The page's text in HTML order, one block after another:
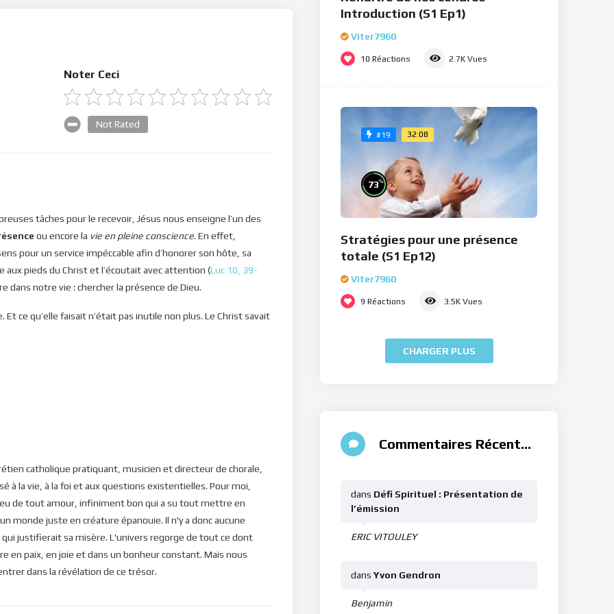
Noter Ceci
Not Rated
tâches pour le recevoir, Jésus nous enseigne l’un des
ou encore la vie en pleine conscience. En effet,
pour un service impéccable afin d’honorer son hôte, sa
pieds du Christ et l’écoutait avec attention (Luc 10, 39-
dans notre vie : chercher la présence de Dieu.
ce qu’elle faisait n’était pas inutile non plus. Le Christ savait
les bénéfices sont insignifiantes comparativement à celle
vient confirmer cette exhortation : “
nous enfoncer dans cette recherche effrénée du bien
? A quoi bon mettre toute notre énergie dans ces
suis Dieu ! Je domine sur les nations, je domine sur la
du calme et de l’ordre dans notre vie car notre Dieu n’est pas
de la paix (
1 Corinthiens 14, 33
). Si la grâce de Dieu nous
les choses futiles de ce monde, au risque de perdre
être sort du calme du ciel en nous, pour affronter les
ce dont nous avons besoin ?
catholique pratiquant, musicien et directeur de chorale,
à la vie, à la foi et aux questions existentielles. Pour moi,
de tout amour, infiniment bon qui a su tout mettre en
monde juste en créature épanouie. Il n'y a donc aucune
justifierait sa misère. L'univers regorge de tout ce dont
en paix, en joie et dans un bonheur constant. Mais nous
dans la révélation de ce trésor.
Introduction (S1 Ep1)
Viter7960
10 Réactions 2.7K Vues
#19 32:08
73%
Stratégies pour une présence
totale (S1 Ep12)
Viter7960
9 Réactions 3.5K Vues
CHARGER PLUS
Commentaires Récents
ERIC VITOULEY
dans Défi Spirituel : Présentation de
l’émission
Benjamin
dansYvon Gendron